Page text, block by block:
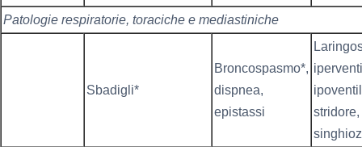
Patologie respiratorie, toraciche e mediastiniche
Sbadigli*
Broncospasmo*,
dispnea,
epistassi